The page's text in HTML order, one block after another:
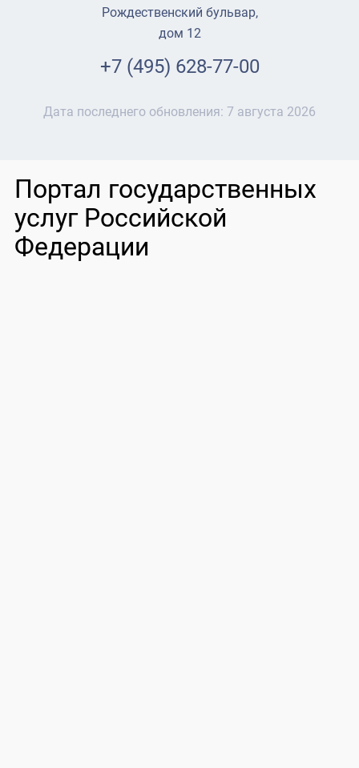
Рождественский бульвар,
дом 12
+7 (495) 628-77-00
Дата последнего обновления: 7 августа 2026
Портал государственных
услуг Российской
Федерации